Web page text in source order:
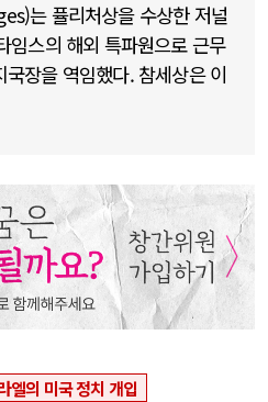
는 퓰리처상을 수상한 저널
임스의 해외 특파원으로 근무
장을 역임했다. 참세상은 이
엘의 미국 정치 개입